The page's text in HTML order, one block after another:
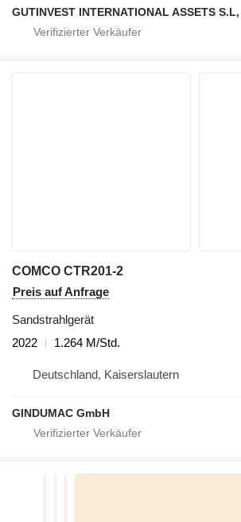
GUTINVEST INTERNATIONAL ASSETS S.L,
COMCO CTR201-2
Preis auf Anfrage
Sandstrahlgerät
2022
1.264 M/Std.
Deutschland, Kaiserslautern
GINDUMAC GmbH